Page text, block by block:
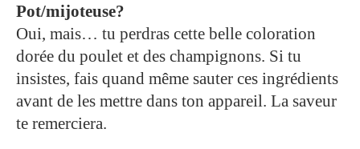
Pot/mijoteuse?
Oui, mais… tu perdras cette belle coloration
dorée du poulet et des champignons. Si tu
insistes, fais quand même sauter ces ingrédients
avant de les mettre dans ton appareil. La saveur
te remerciera.